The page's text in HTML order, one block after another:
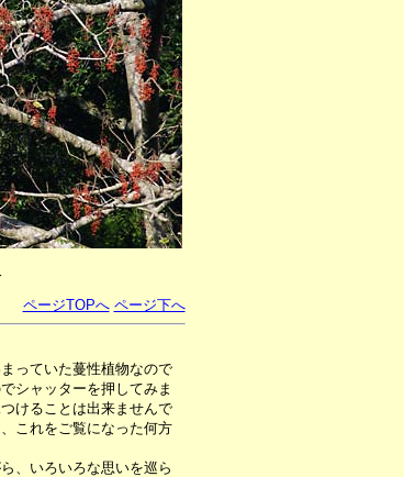
ページTOPへ ページ下へ
っていた蔓性植物なので
シャッターを押してみま
けることは出来ませんで
これをご覧になった何方
、いろいろな思いを巡ら